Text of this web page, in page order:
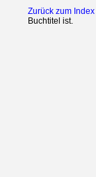
Zurück zum Index
Buchtitel ist.